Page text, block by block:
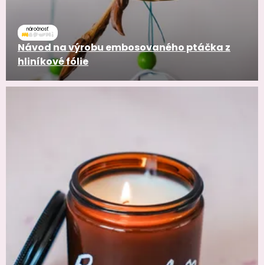
náročnosť
Návod na výrobu embosovaného ptáčka z
hliníkové fólie